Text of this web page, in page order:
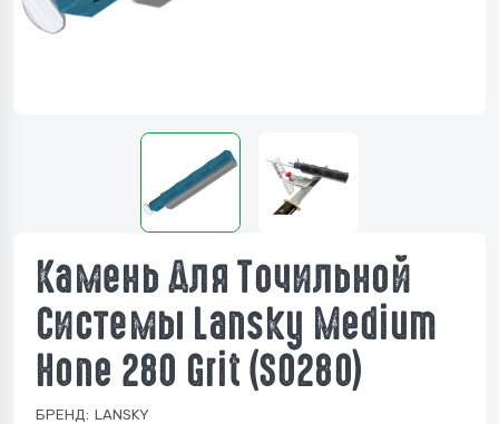
Камень Для Точильной
Системы Lansky Medium
Hone 280 Grit (S0280)
БРЕНД: LANSKY